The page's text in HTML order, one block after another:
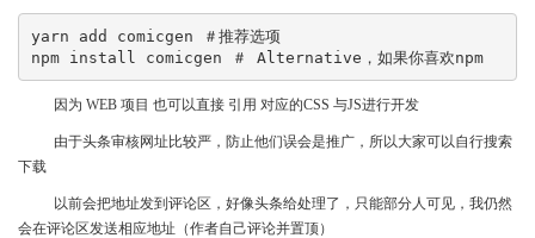
yarn add comicgen ＃推荐选项
npm install comicgen ＃ Alternative，如果你喜欢npm
因为 WEB 项目 也可以直接 引用 对应的CSS 与JS进行开发
由于头条审核网址比较严，防止他们误会是推广，所以大家可以自行搜索
下载
以前会把地址发到评论区，好像头条给处理了，只能部分人可见，我仍然
会在评论区发送相应地址（作者自己评论并置顶）